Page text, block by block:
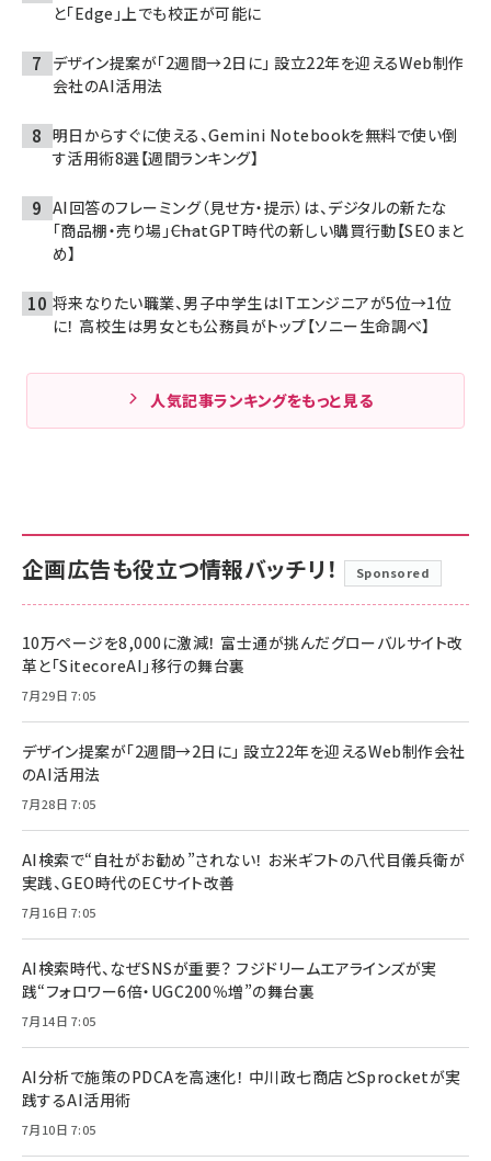
と「Edge」上でも校正が可能に
デザイン提案が「2週間→2日に」 設立22年を迎えるWeb制作
会社のAI活用法
明日からすぐに使える、Gemini Notebookを無料で使い倒
す活用術8選【週間ランキング】
AI回答のフレーミング（見せ方・提示）は、デジタルの新たな
「商品棚・売り場」――ChatGPT時代の新しい購買行動【SEOまと
め】
将来なりたい職業、男子中学生はITエンジニアが5位→1位
に！ 高校生は男女とも公務員がトップ【ソニー生命調べ】
人気記事ランキングをもっと見る
企画広告も役立つ情報バッチリ！ Sponsored
10万ページを8,000に激減！ 富士通が挑んだグローバルサイト改
革と「SitecoreAI」移行の舞台裏
7月29日 7:05
デザイン提案が「2週間→2日に」 設立22年を迎えるWeb制作会社
のAI活用法
7月28日 7:05
AI検索で“自社がお勧め”されない！ お米ギフトの八代目儀兵衛が
実践、GEO時代のECサイト改善
7月16日 7:05
AI検索時代、なぜSNSが重要？ フジドリームエアラインズが実
践“フォロワー6倍・UGC200％増”の舞台裏
7月14日 7:05
AI分析で施策のPDCAを高速化！ 中川政七商店とSprocketが実
践するAI活用術
7月10日 7:05